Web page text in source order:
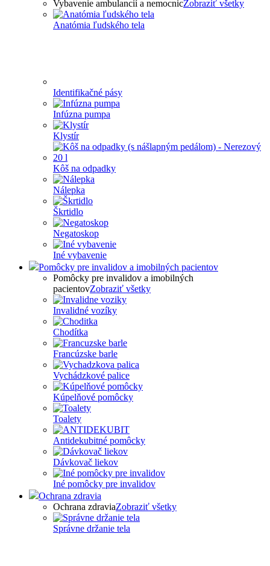
Vybavenie ambulancií a nemocnicZobraziť všetky
Anatómia ľudského tela
Identifikačné pásy
Infúzna pumpa
Klystír
Kôš na odpadky
Nálepka
Škrtidlo
Negatoskop
Iné vybavenie
Pomôcky pre invalidov a imobilných pacientov
Pomôcky pre invalidov a imobilných
pacientovZobraziť všetky
Invalidné vozíky
Chodítka
Francúzske barle
Vychádzkové palice
Kúpelňové pomôcky
Toalety
Antidekubitné pomôcky
Dávkovač liekov
Iné pomôcky pre invalidov
Ochrana zdravia
Ochrana zdraviaZobraziť všetky
Správne držanie tela